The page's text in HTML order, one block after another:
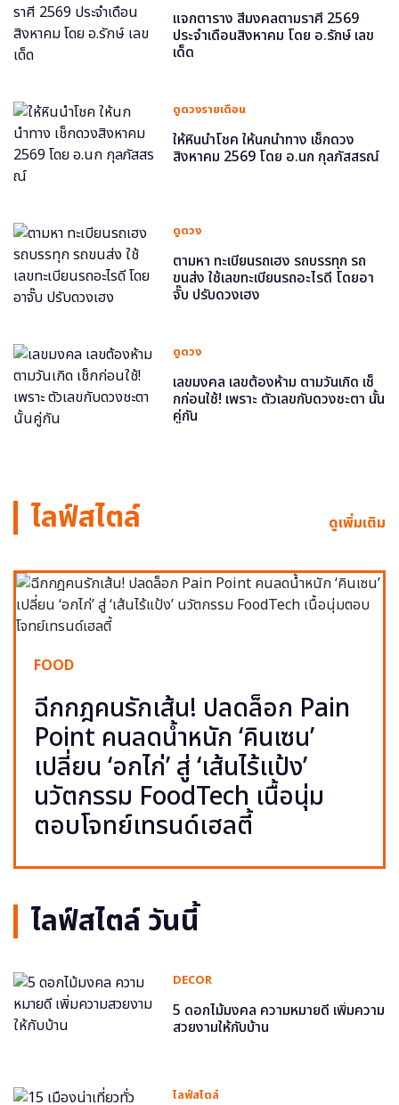
แจกตาราง สีมงคลตามราศี 2569
ประจำเดือนสิงหาคม โดย อ.รักษ์ เลข
เด็ด
ดูดวงรายเดือน
ให้หินนำโชค ให้นกนำทาง เช็กดวง
สิงหาคม 2569 โดย อ.นก กุลภัสสรณ์
ดูดวง
ตามหา ทะเบียนรถเฮง รถบรรทุก รถ
ขนส่ง ใช้เลขทะเบียนรถอะไรดี โดยอา
จั๊บ ปรับดวงเฮง
ดูดวง
เลขมงคล เลขต้องห้าม ตามวันเกิด เช็
กก่อนใช้! เพราะ ตัวเลขกับดวงชะตา นั้น
คู่กัน
ไลฟ์สไตล์ ดูเพิ่มเติม
FOOD
ฉีกกฎคนรักเส้น! ปลดล็อก Pain
Point คนลดน้ำหนัก ‘คินเซน’
เปลี่ยน ‘อกไก่’ สู่ ‘เส้นไร้แป้ง’
นวัตกรรม FoodTech เนื้อนุ่ม
ตอบโจทย์เทรนด์เฮลตี้
ไลฟ์สไตล์ วันนี้
DECOR
5 ดอกไม้มงคล ความหมายดี เพิ่มความ
สวยงามให้กับบ้าน
ไลฟ์สไตล์